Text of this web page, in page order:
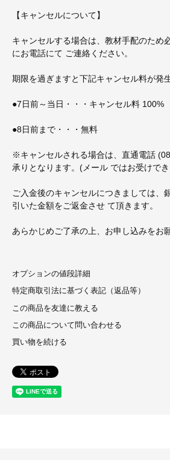
【キャンセルについて】
キャンセルする場合は、教材手配のため
にお電話にて ご連絡ください。
期限を過ぎますと下記キャンセル料が発
●7日前～当日・・・キャンセル料 100%
●8日前まで・・・無料
※キャンセルされる場合は、直通電話
承りとなります。(メール ではお受けで
ご入金後のキャンセルにつきましては、
引いた金額をご返金させ て頂きます。
あらかじめご了承の上、お申し込みをお
オプションの値段詳細
特定商取引法に基づく表記（返品等）
この商品を友達に教える
この商品について問い合わせる
買い物を続ける